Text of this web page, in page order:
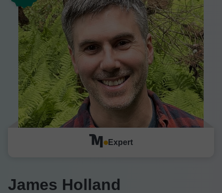
James Holland
Expert